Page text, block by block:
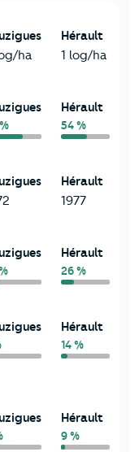
ha
Hérault
1 log/ha
Hérault
54 %
Hérault
1977
Hérault
26 %
Hérault
14 %
Hérault
9 %